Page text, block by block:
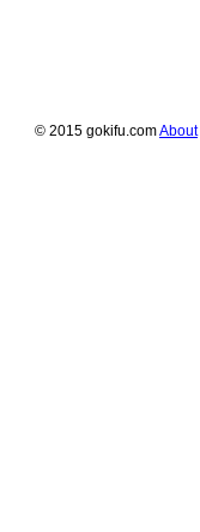
© 2015 gokifu.comAbout